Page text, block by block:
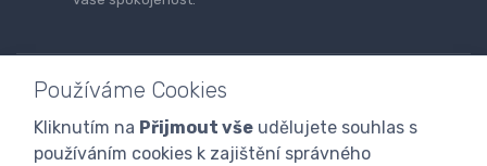
Doprava a platba zboží Kontaktujte nás
Používáme Cookies
Kliknutím na Přijmout vše udělujete souhlas s
používáním cookies k zajištění správného